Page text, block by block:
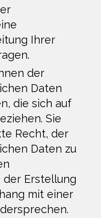
Ihrer
der
Daten
die sich auf
Sie
Recht, der
Daten zu
Erstellung
mit einer